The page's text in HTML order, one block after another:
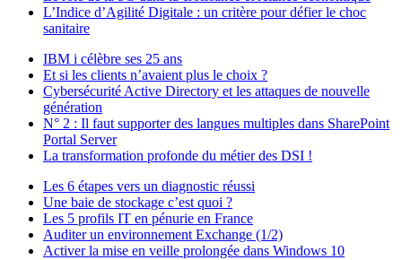
L’Indice d’Agilité Digitale : un critère pour défier le choc
sanitaire
IBM i célèbre ses 25 ans
Et si les clients n’avaient plus le choix ?
Cybersécurité Active Directory et les attaques de nouvelle
génération
N° 2 : Il faut supporter des langues multiples dans SharePoint
Portal Server
La transformation profonde du métier des DSI !
Les 6 étapes vers un diagnostic réussi
Une baie de stockage c’est quoi ?
Les 5 profils IT en pénurie en France
Auditer un environnement Exchange (1/2)
Activer la mise en veille prolongée dans Windows 10